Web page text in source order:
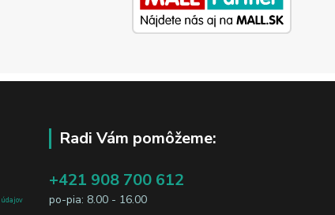
Radi Vám pomôžeme:
+421 908 700 612
po-pia: 8.00 - 16.00